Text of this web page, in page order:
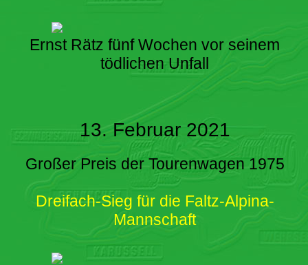
Ernst Rätz fünf Wochen vor seinem
tödlichen Unfall
13. Februar 2021
Großer Preis der Tourenwagen 1975
Dreifach-Sieg für die Faltz-Alpina-
Mannschaft